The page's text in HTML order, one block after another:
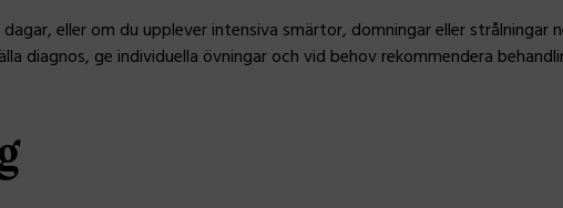
eller om du upplever intensiva smärtor, domningar eller strålningar
diagnos, ge individuella övningar och vid behov rekommendera